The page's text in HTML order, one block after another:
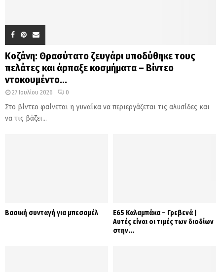
Κοζάνη: Θρασύτατο ζευγάρι υποδύθηκε τους
πελάτες και άρπαξε κοσμήματα – Βίντεο
ντοκουμέντο...
27 Ιουλίου 2026 0
Στο βίντεο φαίνεται η γυναίκα να περιεργάζεται τις αλυσίδες και
να τις βάζει...
Βασική συνταγή για μπεσαμέλ
Ε65 Καλαμπάκα – Γρεβενά |
Αυτές είναι οι τιμές των διοδίων
στην...